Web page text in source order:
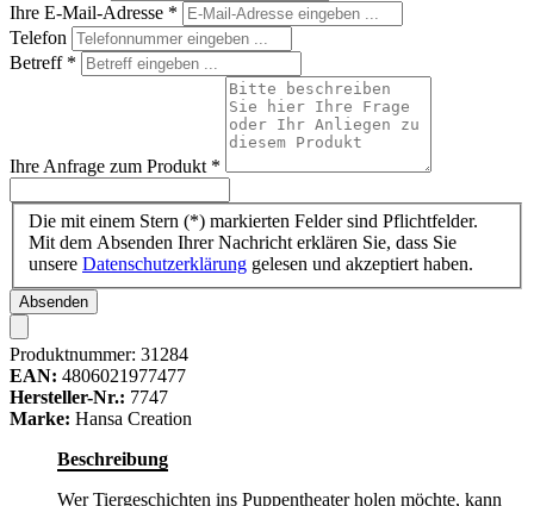
Ihre E-Mail-Adresse *
Telefon
Betreff *
Ihre Anfrage zum Produkt *
Die mit einem Stern (*) markierten Felder sind Pflichtfelder.
Mit dem Absenden Ihrer Nachricht erklären Sie, dass Sie
unsere Datenschutzerklärung gelesen und akzeptiert haben.
Absenden
Produktnummer: 31284
EAN: 4806021977477
Hersteller-Nr.: 7747
Marke: Hansa Creation
Beschreibung
Wer Tiergeschichten ins Puppentheater holen möchte, kann